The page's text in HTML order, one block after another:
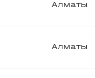
Алматы
Алматы